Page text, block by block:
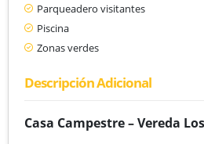
Parqueadero visitantes
Piscina
Zonas verdes
Descripción Adicional
Casa Campestre – Vereda